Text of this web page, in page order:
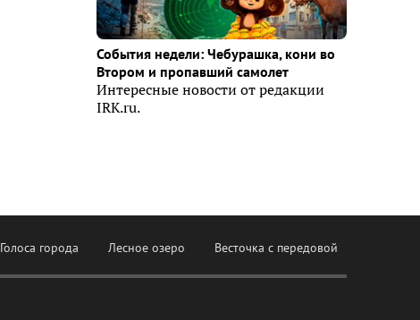
События недели: Чебурашка, кони во
Втором и пропавший самолет
Интересные новости от редакции
IRK.ru.
Голоса города Лесное озеро Весточка с передовой